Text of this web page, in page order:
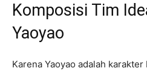
Komposisi Tim
Yaoyao
Karena Yaoyao adalah